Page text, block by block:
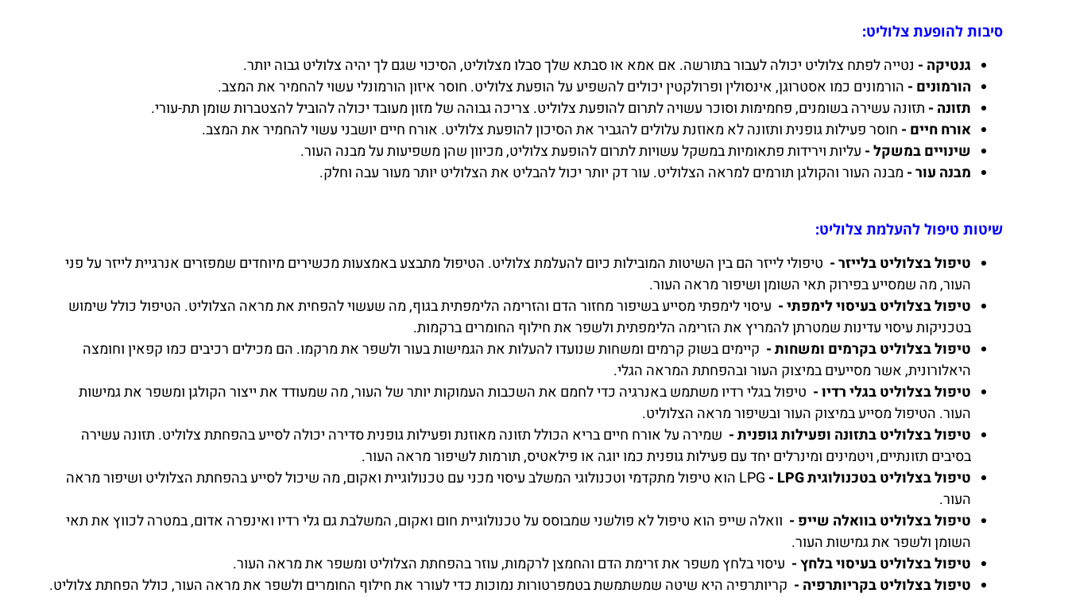
סיבות להופעת צלוליט:
גנטיקה - נטייה לפתח צלוליט יכולה לעבור בתורשה. אם אמא או סבתא שלך סבלו מצלוליט, הסיכוי שגם לך יהיה צלוליט גבוה יותר.
הורמונים - הורמונים כמו אסטרוגן, אינסולין ופרולקטין יכולים להשפיע על הופעת צלוליט. חוסר איזון הורמונלי עשוי להחמיר את המצב.
תזונה - תזונה עשירה בשומנים, פחמימות וסוכר עשויה לתרום להופעת צלוליט. צריכה גבוהה של מזון מעובד יכולה להוביל להצטברות שומן תת-עורי.
אורח חיים - חוסר פעילות גופנית ותזונה לא מאוזנת עלולים להגביר את הסיכון להופעת צלוליט. אורח חיים יושבני עשוי להחמיר את המצב.
שינויים במשקל - עליות וירידות פתאומיות במשקל עשויות לתרום להופעת צלוליט, מכיוון שהן משפיעות על מבנה העור.
מבנה עור - מבנה העור והקולגן תורמים למראה הצלוליט. עור דק יותר יכול להבליט את הצלוליט יותר מעור עבה וחלק.
שיטות טיפול להעלמת צלוליט:
טיפול בצלוליט בלייזר - טיפולי לייזר הם בין השיטות המובילות כיום להעלמת צלוליט. הטיפול מתבצע באמצעות מכשירים מיוחדים שמפזרים אנרגיית לייזר על פני
העור, מה שמסייע בפירוק תאי השומן ושיפור מראה העור.
טיפול בצלוליט בעיסוי לימפתי - עיסוי לימפתי מסייע בשיפור מחזור הדם והזרימה הלימפתית בגוף, מה שעשוי להפחית את מראה הצלוליט. הטיפול כולל שימוש
בטכניקות עיסוי עדינות שמטרתן להמריץ את הזרימה הלימפתית ולשפר את חילוף החומרים ברקמות.
טיפול בצלוליט בקרמים ומשחות - קיימים בשוק קרמים ומשחות שנועדו להעלות את הגמישות בעור ולשפר את מרקמו. הם מכילים רכיבים כמו קפאין וחומצה
היאלורונית, אשר מסייעים במיצוק העור ובהפחתת המראה הגלי.
טיפול בצלוליט בגלי רדיו - טיפול בגלי רדיו משתמש באנרגיה כדי לחמם את השכבות העמוקות יותר של העור, מה שמעודד את ייצור הקולגן ומשפר את גמישות
העור. הטיפול מסייע במיצוק העור ובשיפור מראה הצלוליט.
טיפול בצלוליט בתזונה ופעילות גופנית - שמירה על אורח חיים בריא הכולל תזונה מאוזנת ופעילות גופנית סדירה יכולה לסייע בהפחתת צלוליט. תזונה עשירה
בסיבים תזונתיים, ויטמינים ומינרלים יחד עם פעילות גופנית כמו יוגה או פילאטיס, תורמות לשיפור מראה העור.
טיפול בצלוליט בטכנולוגית
LPG - LPG
הוא טיפול מתקדמי וטכנולוגי המשלב עיסוי מכני עם טכנולוגיית ואקום, מה שיכול לסייע בהפחתת הצלוליט ושיפור מראה
העור.
טיפול בצלוליט בוואלה שייפ - וואלה שייפ הוא טיפול לא פולשני שמבוסס על טכנולוגיית חום ואקום, המשלבת גם גלי רדיו ואינפרה אדום, במטרה לכווץ את תאי
השומן ולשפר את גמישות העור.
טיפול בצלוליט בעיסוי בלחץ - עיסוי בלחץ משפר את זרימת הדם והחמצן לרקמות, עוזר בהפחתת הצלוליט ומשפר את מראה העור.
טיפול בצלוליט בקריותרפיה - קריותרפיה היא שיטה שמשתמשת בטמפרטורות נמוכות כדי לעורר את חילוף החומרים ולשפר את מראה העור, כולל הפחתת צלוליט.